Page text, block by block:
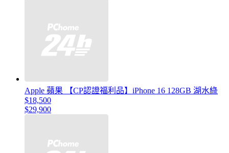
Apple 蘋果 【CP認證福利品】iPhone 16 128GB 湖水綠
$18,500
$29,900